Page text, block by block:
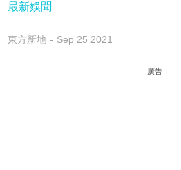
最新娛聞
東方新地 Sep 25 2021
廣告